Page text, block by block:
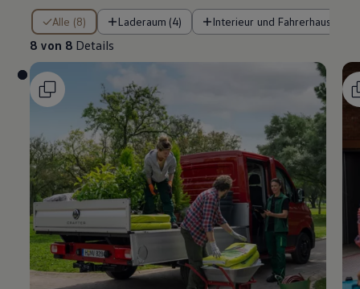
Alle (8) Laderaum (4) Interieur und Fahrerhaus (3)
8 von 8 Details
8 von 8 Details